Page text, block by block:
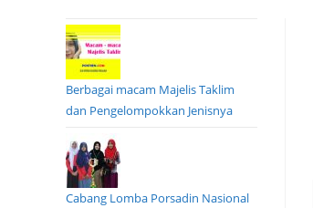
Berbagai macam Majelis Taklim
dan Pengelompokkan Jenisnya
Cabang Lomba Porsadin Nasional